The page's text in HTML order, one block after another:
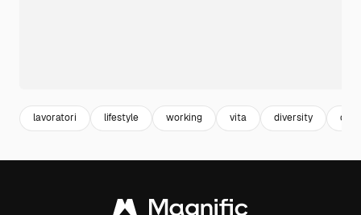
lavoratori lifestyle working vita diversity